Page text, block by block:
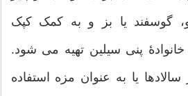
گوسفند یا بز و به کمک کپک
پنی سیلین تهیه می شود.
سالادها یا به عنوان مزه استفاده